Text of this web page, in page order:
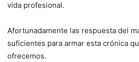
vida profesional.
Afortunadamente las respuesta del
suficientes para armar esta crónica
ofrecemos.